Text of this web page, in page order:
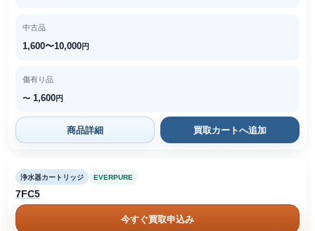
中古品
1,600〜10,000円
傷有り品
〜 1,600円
商品詳細 買取カートへ追加
浄水器カートリッジ EVERPURE
7FC5
今すぐ買取申込み